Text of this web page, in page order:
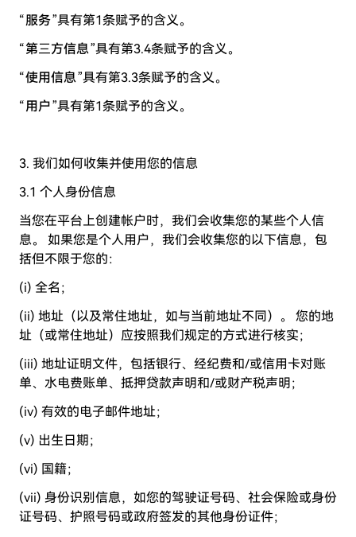
“服务”具有第1条赋予的含义。
“第三方信息”具有第3.4条赋予的含义。
“使用信息”具有第3.3条赋予的含义。
“用户”具有第1条赋予的含义。
3. 我们如何收集并使用您的信息
3.1 个人身份信息
当您在平台上创建帐户时，我们会收集您的某些个人信
息。 如果您是个人用户，我们会收集您的以下信息，包
括但不限于您的：
(i) 全名；
(ii) 地址（以及常住地址，如与当前地址不同）。 您的地
址（或常住地址）应按照我们规定的方式进行核实；
(iii) 地址证明文件，包括银行、经纪费和/或信用卡对账
单、水电费账单、抵押贷款声明和/或财产税声明；
(iv) 有效的电子邮件地址；
(v) 出生日期；
(vi) 国籍；
(vii) 身份识别信息，如您的驾驶证号码、社会保险或身份
证号码、护照号码或政府签发的其他身份证件；